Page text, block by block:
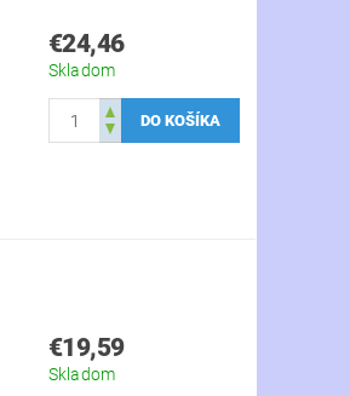
€24,46
Skladom
€19,59
Skladom